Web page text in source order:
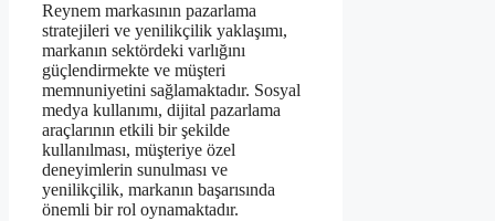
Reynem markasının pazarlama
stratejileri ve yenilikçilik yaklaşımı,
markanın sektördeki varlığını
güçlendirmekte ve müşteri
memnuniyetini sağlamaktadır. Sosyal
medya kullanımı, dijital pazarlama
araçlarının etkili bir şekilde
kullanılması, müşteriye özel
deneyimlerin sunulması ve
yenilikçilik, markanın başarısında
önemli bir rol oynamaktadır.